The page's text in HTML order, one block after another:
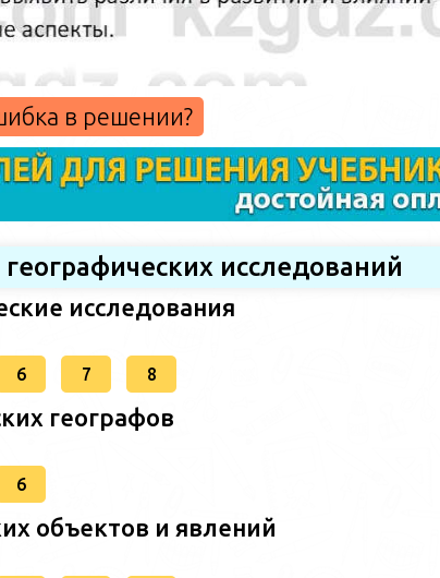
в решении?
исследований
исследования
6 7 8
географов
6
объектов и явлений